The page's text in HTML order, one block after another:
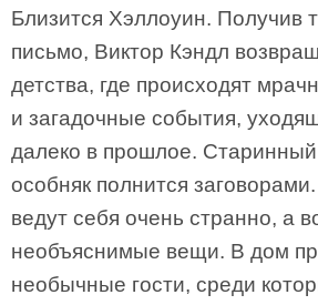
Близится Хэллоуин. Получив
письмо, Виктор Кэндл
детства, где происходят
и загадочные события,
далеко в прошлое.
особняк полнится
ведут себя очень странно, а
необъяснимые вещи. В дом
необычные гости, среди